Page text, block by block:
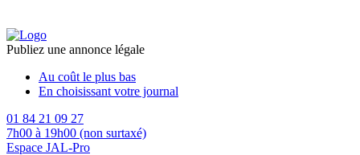
Publiez une annonce légale
Au coût le plus bas
En choisissant votre journal
01 84 21 09 27
7h00 à 19h00 (non surtaxé)
Espace JAL-Pro